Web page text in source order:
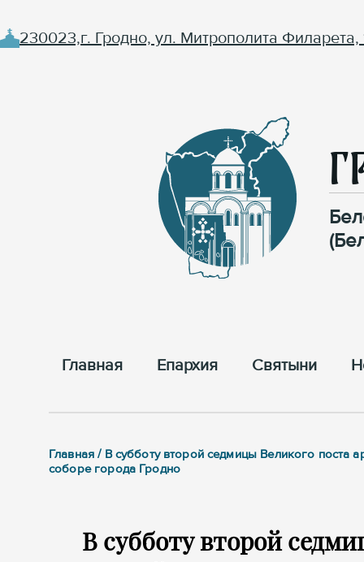
230023,г. Гродно, ул. Митрополита Филарета,
Главная Епархия Cвятыни
Главная / В субботу второй седмицы Великого
соборе города Гродно
В субботу второй